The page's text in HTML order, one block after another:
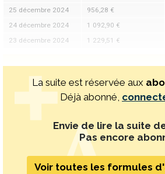
25 décembre 2024
956,28 €
24 décembre 2024
1 092,90 €
23 décembre 2024
1 229,51 €
La suite est réservée aux
Déjà abonné,
Envie de lire la suite
Pas encore
Voir toutes les formules